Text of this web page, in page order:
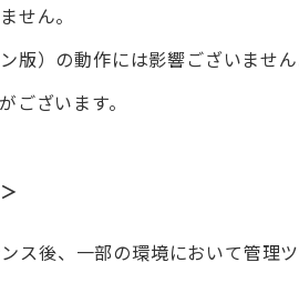
せん。
）の動作には影響ございません
ざいます。
ス後、一部の環境において管理